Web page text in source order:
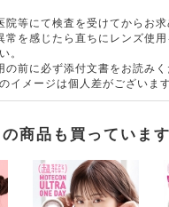
院等にて検査を受けてからお
常を感じたら直ちにレンズ使
。
の前に必ず添付文書をお読み
イメージは個人差がございま
商品も買っていま